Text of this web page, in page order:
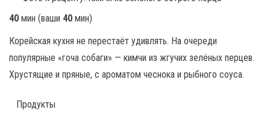
40 мин (ваши 40 мин)
Корейская кухня не перестаёт удивлять. На очереди
популярные «гоча собаги» — кимчи из жгучих зелёных перцев.
Хрустящие и пряные, с ароматом чеснока и рыбного соуса.
Продукты